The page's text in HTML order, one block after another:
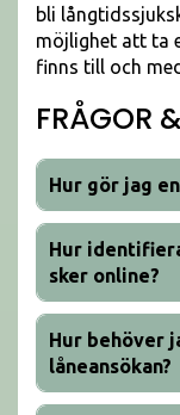
bli
möjlighet att ta
finns till och med
FRÅGOR
Hur gör jag
Hur
sker online?
Hur behöver
låneansökan?